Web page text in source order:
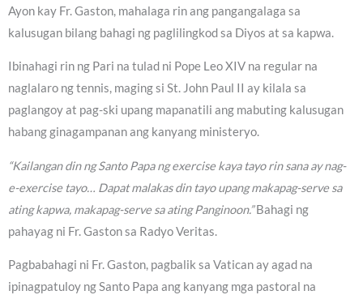
Ayon kay Fr. Gaston, mahalaga rin ang pangangalaga sa
kalusugan bilang bahagi ng paglilingkod sa Diyos at sa kapwa.
Ibinahagi rin ng Pari na tulad ni Pope Leo XIV na regular na
naglalaro ng tennis, maging si St. John Paul II ay kilala sa
paglangoy at pag-ski upang mapanatili ang mabuting kalusugan
habang ginagampanan ang kanyang ministeryo.
“Kailangan din ng Santo Papa ng exercise kaya tayo rin sana ay nag-
e-exercise tayo… Dapat malakas din tayo upang makapag-serve sa
ating kapwa, makapag-serve sa ating Panginoon.”Bahagi ng
pahayag ni Fr. Gaston sa Radyo Veritas.
Pagbabahagi ni Fr. Gaston, pagbalik sa Vatican ay agad na
ipinagpatuloy ng Santo Papa ang kanyang mga pastoral na